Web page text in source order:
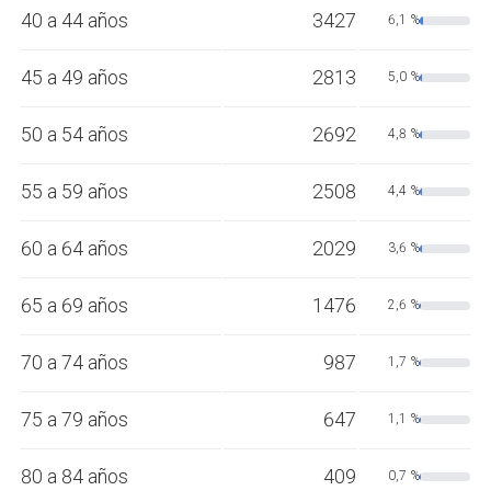
40 a 44 años 3427 6,1 %
45 a 49 años 2813 5,0 %
50 a 54 años 2692 4,8 %
55 a 59 años 2508 4,4 %
60 a 64 años 2029 3,6 %
65 a 69 años 1476 2,6 %
70 a 74 años 987 1,7 %
75 a 79 años 647 1,1 %
80 a 84 años 409 0,7 %